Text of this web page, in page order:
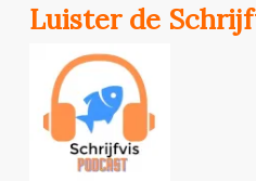
Luister de